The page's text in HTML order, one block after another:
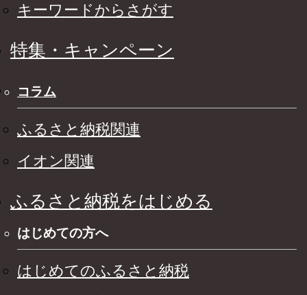
キーワードからさがす
特集・キャンペーン
コラム
ふるさと納税関連
イオン関連
ふるさと納税をはじめる
はじめての方へ
はじめてのふるさと納税